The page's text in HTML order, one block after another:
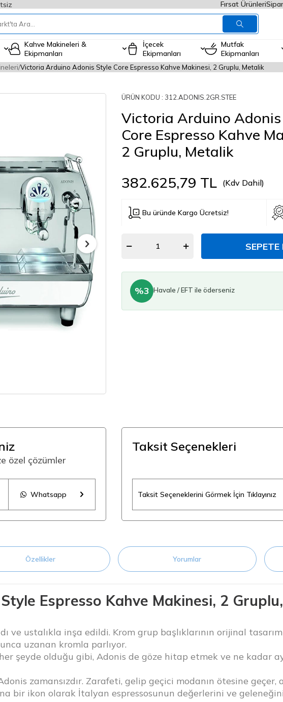
Fırsat Ürünleri
Kahve Makineleri &
Ekipmanları
İçecek
Ekipmanları
Mutfak
Ekipmanları
Victoria Arduino Adonis Style Core Espresso Kahve Makinesi, 2 Gruplu, Metalik
ÜRÜN KODU : 312.ADONIS.2GR.STEE
Victoria Arduino
Core Espresso Kahve
2 Gruplu, Metalik
382.625,79 TL (Kdv Dahil)
Bu üründe Kargo Ücretsiz!
SEPETE
%3 Havale / EFT ile öderseniz
özel çözümler
Whatsapp
Taksit Seçenekleri
Taksit Seçeneklerini Görmek İçin Tıklayınız
Özellikler Yorumlar
Espresso Kahve Makinesi, 2
ve ustalıkla inşa edildi. Krom grup başlıklarının orijinal
uzanan kromla parlıyor.
şeyde olduğu gibi, Adonis de göze hitap etmek ve ne kadar
zamansızdır. Zarafeti, gelip geçici modanın ötesine geçer,
bir ikon olarak İtalyan espressosunun değerlerini ve